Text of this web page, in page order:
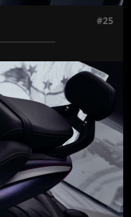
#25
kép!